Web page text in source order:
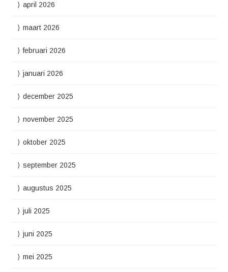
april 2026
maart 2026
februari 2026
januari 2026
december 2025
november 2025
oktober 2025
september 2025
augustus 2025
juli 2025
juni 2025
mei 2025